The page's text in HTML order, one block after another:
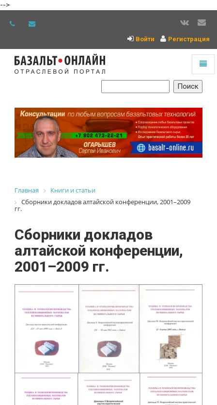
-->
Войти Регистрация
Главная
Книги и статьи
Сборники докладов алтайской конференции, 2001–2009
гг.
Сборники докладов
алтайской конференции,
2001–2009 гг.